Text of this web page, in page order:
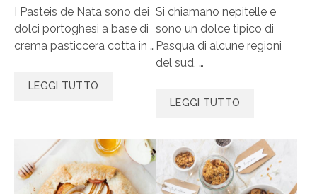
I Pasteis de Nata sono dei
dolci portoghesi a base di
crema pasticcera cotta in …
LEGGI TUTTO
Si chiamano nepitelle e
sono un dolce tipico di
Pasqua di alcune regioni
del sud, …
LEGGI TUTTO